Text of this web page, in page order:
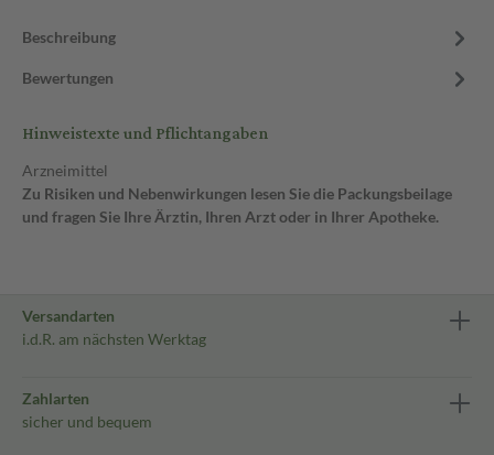
Beschreibung
Bewertungen
Hinweistexte und Pflichtangaben
Arzneimittel
Zu Risiken und Nebenwirkungen lesen Sie die Packungsbeilage
und fragen Sie Ihre Ärztin, Ihren Arzt oder in Ihrer Apotheke.
Versandarten
i.d.R. am nächsten Werktag
Zahlarten
sicher und bequem